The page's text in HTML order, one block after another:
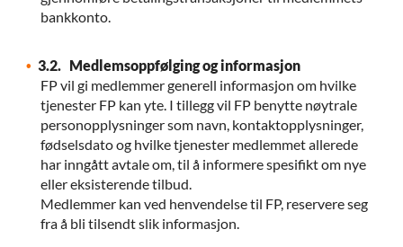
bankkonto.
3.2. Medlemsoppfølging og informasjon
FP vil gi medlemmer generell informasjon om hvilke
tjenester FP kan yte. I tillegg vil FP benytte nøytrale
personopplysninger som navn, kontaktopplysninger,
fødselsdato og hvilke tjenester medlemmet allerede
har inngått avtale om, til å informere spesifikt om nye
eller eksisterende tilbud.
Medlemmer kan ved henvendelse til FP, reservere seg
fra å bli tilsendt slik informasjon.